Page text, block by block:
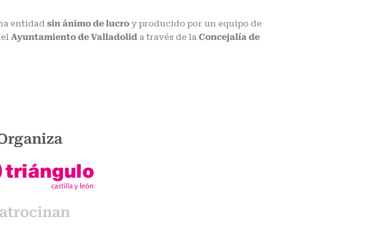
entidad sin ánimo de lucro y producido por un equipo de
Ayuntamiento de Valladolid a través de la Concejalía de